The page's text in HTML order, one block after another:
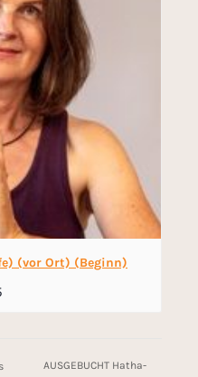
(vor Ort) (Beginn)
AUSGEBUCHT Hatha-